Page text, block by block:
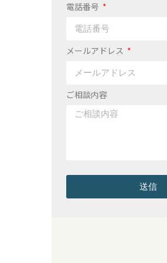
電話番号
メールアドレス
ご相談内容
送信